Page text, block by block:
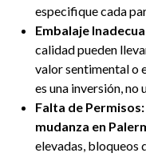
especifique cada
Embalaje
calidad pueden
valor sentimental o
es una inversión, no
Falta de Permisos:
mudanza en
elevadas, bloqueos